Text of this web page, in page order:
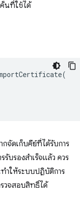
ค็นที่ใช้ได้
(
จัดเก็บคีย์ที่ได้รับการ
บรองสำเร็จแล้ว ควร
ำให้ระบบปฏิบัติการ
รวจสอบสิทธิ์ได้